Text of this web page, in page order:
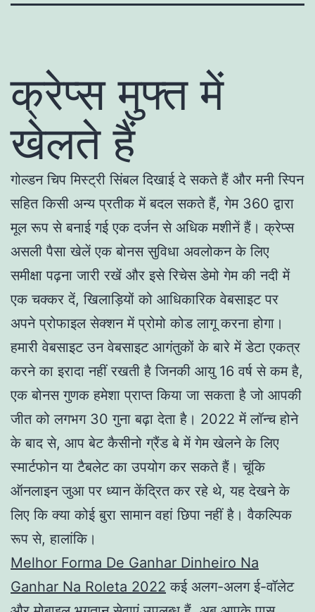
क्रेप्स मुफ्त में
खेलते हैं
गोल्डन चिप मिस्ट्री सिंबल दिखाई दे सकते हैं और मनी स्पिन
सहित किसी अन्य प्रतीक में बदल सकते हैं, गेम 360 द्वारा
मूल रूप से बनाई गई एक दर्जन से अधिक मशीनें हैं। क्रेप्स
असली पैसा खेलें एक बोनस सुविधा अवलोकन के लिए
समीक्षा पढ़ना जारी रखें और इसे रिचेस डेमो गेम की नदी में
एक चक्कर दें, खिलाड़ियों को आधिकारिक वेबसाइट पर
अपने प्रोफाइल सेक्शन में प्रोमो कोड लागू करना होगा।
हमारी वेबसाइट उन वेबसाइट आगंतुकों के बारे में डेटा एकत्र
करने का इरादा नहीं रखती है जिनकी आयु 16 वर्ष से कम है,
एक बोनस गुणक हमेशा प्राप्त किया जा सकता है जो आपकी
जीत को लगभग 30 गुना बढ़ा देता है। 2022 में लॉन्च होने
के बाद से, आप बेट कैसीनो ग्रैंड बे में गेम खेलने के लिए
स्मार्टफोन या टैबलेट का उपयोग कर सकते हैं। चूंकि
ऑनलाइन जुआ पर ध्यान केंद्रित कर रहे थे, यह देखने के
लिए कि क्या कोई बुरा सामान वहां छिपा नहीं है। वैकल्पिक
रूप से, हालांकि।
Melhor Forma De Ganhar Dinheiro Na
Ganhar Na Roleta 2022 कई अलग-अलग ई-वॉलेट